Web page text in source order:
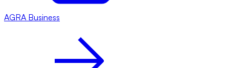
AGRA Business